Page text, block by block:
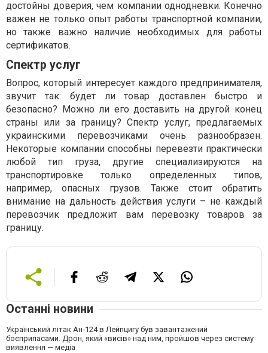
достойны доверия, чем компании однодневки. Конечно
важен не только опыт работы транспортной компании,
но также важно наличие необходимых для работы
сертификатов.
Спектр услуг
Вопрос, который интересует каждого предпринимателя,
звучит так: будет ли товар доставлен быстро и
безопасно? Можно ли его доставить на другой конец
страны или за границу? Спектр услуг, предлагаемых
украинскими перевозчиками очень разнообразен.
Некоторые компании способны перевезти практически
любой тип груза, другие специализируются на
транспортировке только определенных типов,
например, опасных грузов. Также стоит обратить
внимание на дальность действия услуги – не каждый
перевозчик предложит вам перевозку товаров за
границу.
Останні новини
Український літак Ан-124 в Лейпцигу був завантажений
боєприпасами. Дрон, який «висів» над ним, пройшов через систему
виявлення — медіа